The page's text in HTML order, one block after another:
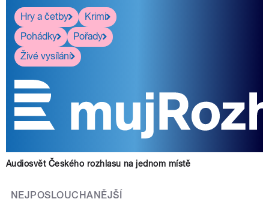
Hry a četby
Krimi
Pohádky
Pořady
Živé vysílání
Audiosvět Českého rozhlasu na jednom místě
NEJPOSLOUCHANĚJŠÍ